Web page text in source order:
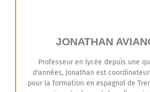
JONATHAN
Professeur en lycée depuis une
d'années, Jonathan est
pour la formation en espagnol de